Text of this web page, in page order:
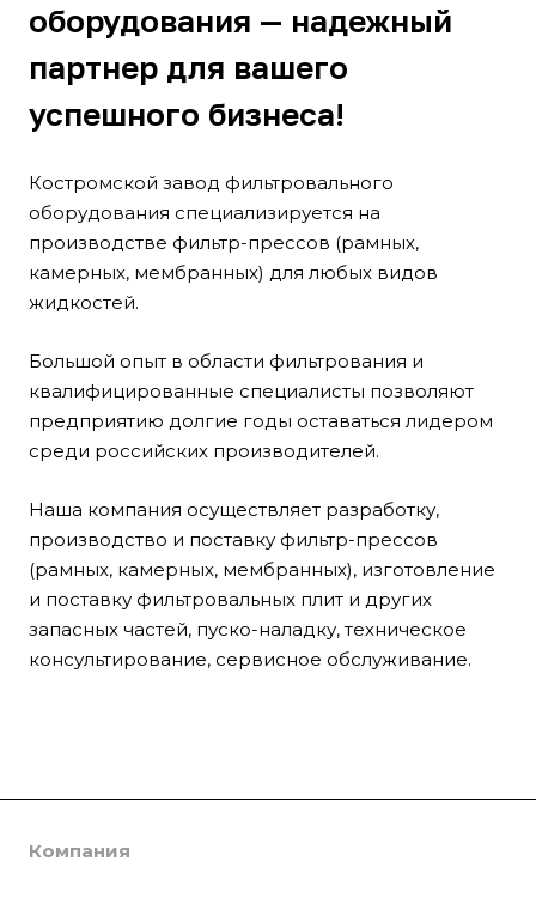
оборудования — надежный
партнер для вашего
успешного бизнеса!
Костромской завод фильтровального
оборудования специализируется на
производстве фильтр-прессов (рамных,
камерных, мембранных) для любых видов
жидкостей.
Большой опыт в области фильтрования и
квалифицированные специалисты позволяют
предприятию долгие годы оставаться лидером
среди российских производителей.
Наша компания осуществляет разработку,
производство и поставку фильтр-прессов
(рамных, камерных, мембранных), изготовление
и поставку фильтровальных плит и других
запасных частей, пуско-наладку, техническое
консультирование, сервисное обслуживание.
Компания